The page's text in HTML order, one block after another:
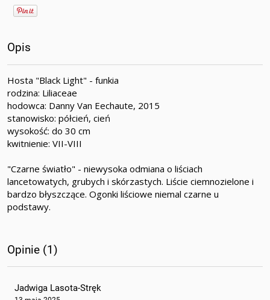
Opis
Hosta "Black Light" - funkia
rodzina: Liliaceae
hodowca: Danny Van Eechaute, 2015
stanowisko: półcień, cień
wysokość: do 30 cm
kwitnienie: VII-VIII
"Czarne światło" - niewysoka odmiana o liściach
lancetowatych, grubych i skórzastych. Liście ciemnozielone i
bardzo błyszczące. Ogonki liściowe niemal czarne u
podstawy.
Opinie (1)
Jadwiga Lasota-Stręk